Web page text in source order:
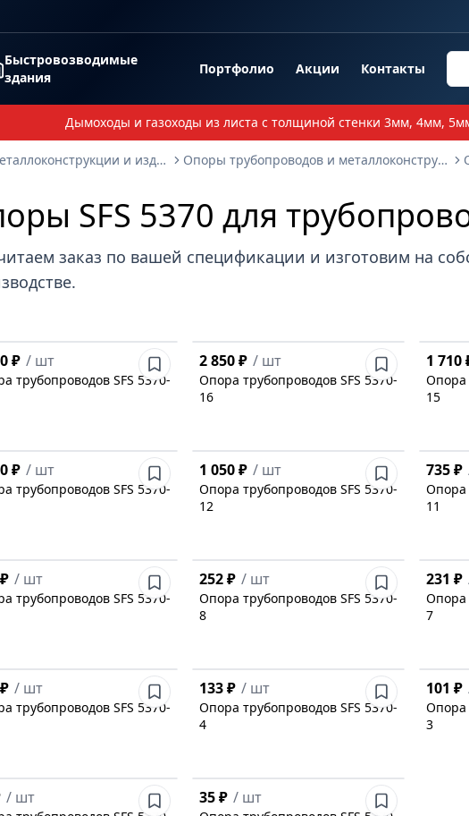
Быстровозводимые
здания
Портфолио Акции Контакты
Дымоходы и газоходы из листа с толщиной стенки 3мм, 4мм,
Опорные металлоконструкции и изделия Опоры трубопроводов и металлоконструкции
SFS 5370 для
заказ по вашей спецификации и изготовим на
₽ / шт
трубопроводов SFS 5370-
2 850 ₽ / шт
Опора трубопроводов SFS 5370-
16
1 710
Опора
15
₽ / шт
трубопроводов SFS 5370-
1 050 ₽ / шт
Опора трубопроводов SFS 5370-
12
735 ₽
Опора
11
/ шт
трубопроводов SFS 5370-
252 ₽ / шт
Опора трубопроводов SFS 5370-
8
231 ₽
Опора
7
/ шт
трубопроводов SFS 5370-
133 ₽ / шт
Опора трубопроводов SFS 5370-
4
101 ₽
Опора
3
/ шт 35 ₽ / шт